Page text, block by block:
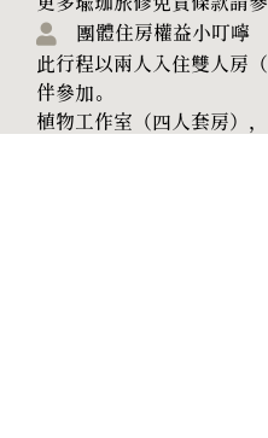
團體住房權益小叮嚀
此行程以兩人入住雙人房
伴參加。
植物工作室（四人套房）